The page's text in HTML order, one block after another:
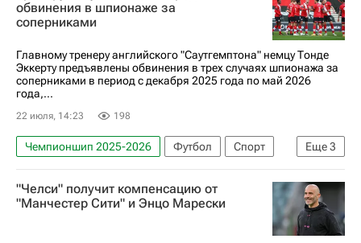
обвинения в шпионаже за
соперниками
Главному тренеру английского "Саутгемптона" немцу Тонде
Эккерту предъявлены обвинения в трех случаях шпионажа за
соперниками в период с декабря 2025 года по май 2026
года,...
22 июля, 14:23 198
Еще3
Чемпионшип 2025-2026 Футбол
Спорт
Саутгемптон
Мидлсбро
АПЛ 2026-2027 (Чемпионат Англии по футболу)
"Челси" получит компенсацию от
"Манчестер Сити" и Энцо Марески